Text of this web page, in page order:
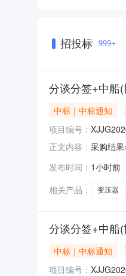
招投标 999+
分谈分签+中船
中标｜中标通知
项目编号：
正文内容： 采购结
规格型
发布时间： 1小时前
相关产品：
变压器
分谈分签+中船
中标｜中标通知
项目编号：